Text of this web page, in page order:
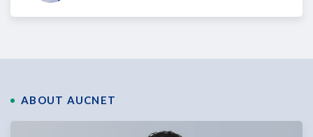
ABOUT AUCNET